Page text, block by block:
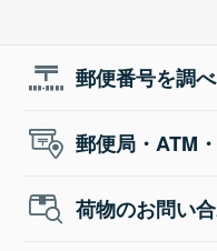
郵便番号を調
郵便局・ATM
荷物のお問い